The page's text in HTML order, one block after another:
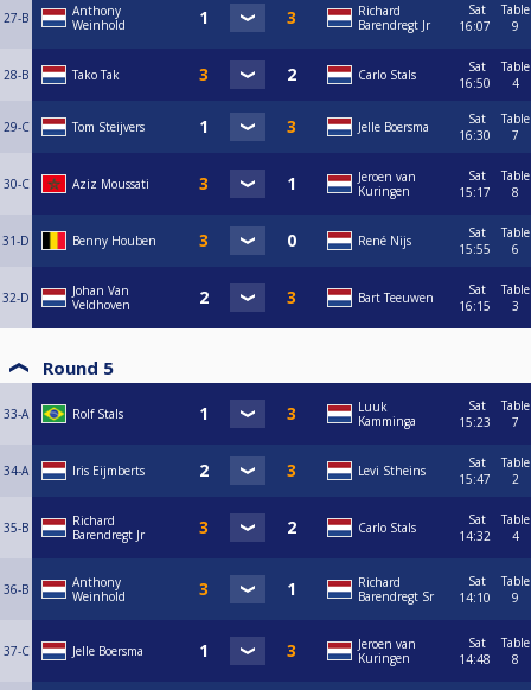
27-B
Anthony
Weinhold
Richard
Barendregt Jr
Sat
16:07
Table
9
28-B Tako Tak Carlo Stals
Sat
16:50
Table
4
29-C Tom Steijvers Jelle Boersma
Sat
16:30
Table
7
30-C Aziz Moussati
Jeroen van
Kuringen
Sat
15:17
Table
8
31-D Benny Houben René Nijs
Sat
15:55
Table
6
32-D
Johan Van
Veldhoven
Bart Teeuwen
Sat
16:15
Table
3
Round 5
33-A Rolf Stals
Luuk
Kamminga
Sat
15:23
Table
7
34-A Iris Eijmberts Levi Stheins
Sat
15:47
Table
2
35-B
Richard
Barendregt Jr
Carlo Stals
Sat
14:32
Table
4
36-B
Anthony
Weinhold
Richard
Barendregt Sr
Sat
14:10
Table
9
37-C Jelle Boersma
Jeroen van
Kuringen
Sat
14:48
Table
8